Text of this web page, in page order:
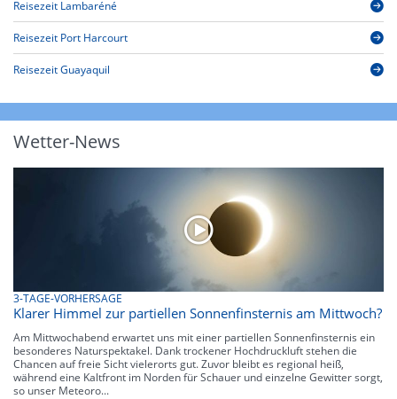
Reisezeit Lambaréné
Reisezeit Port Harcourt
Reisezeit Guayaquil
Wetter-News
3-TAGE-VORHERSAGE
Klarer Himmel zur partiellen Sonnenfinsternis am Mittwoch?
Am Mittwochabend erwartet uns mit einer partiellen Sonnenfinsternis ein
besonderes Naturspektakel. Dank trockener Hochdruckluft stehen die
Chancen auf freie Sicht vielerorts gut. Zuvor bleibt es regional heiß,
während eine Kaltfront im Norden für Schauer und einzelne Gewitter sorgt,
so unser Meteoro...